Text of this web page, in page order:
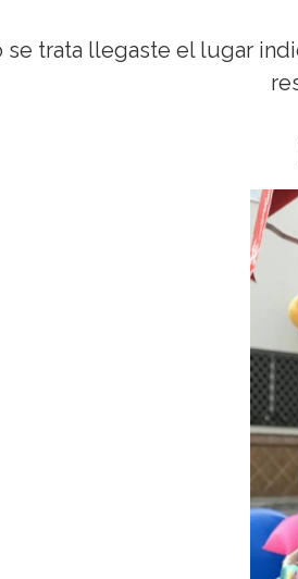
trata llegaste el lugar